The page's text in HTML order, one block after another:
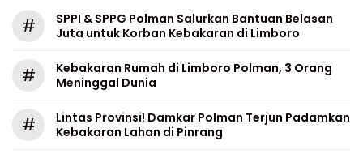
#
SPPI & SPPG Polman Salurkan Bantuan Belasan
Juta untuk Korban Kebakaran di Limboro
#
Kebakaran Rumah di Limboro Polman, 3 Orang
Meninggal Dunia
#
Lintas Provinsi! Damkar Polman Terjun Padamkan
Kebakaran Lahan di Pinrang